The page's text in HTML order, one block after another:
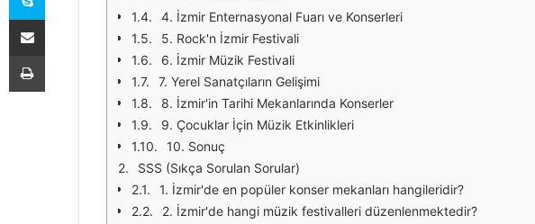
4. İzmir Enternasyonal Fuarı ve Konserleri
5. Rock'n İzmir Festivali
6. İzmir Müzik Festivali
7. Yerel Sanatçıların Gelişimi
8. İzmir'in Tarihi Mekanlarında Konserler
9. Çocuklar İçin Müzik Etkinlikleri
10. Sonuç
SSS (Sıkça Sorulan Sorular)
1. İzmir'de en popüler konser mekanları hangileridir?
2. İzmir'de hangi müzik festivalleri düzenlenmektedir?
E-Posta ile paylaş